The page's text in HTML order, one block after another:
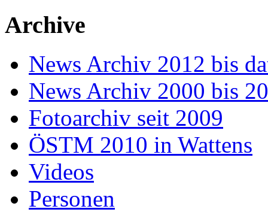
Archive
News Archiv 2012 bis
News Archiv 2000 bis
Fotoarchiv seit 2009
ÖSTM 2010 in Wattens
Videos
Personen